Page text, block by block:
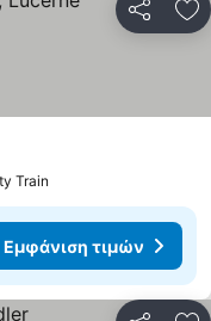
Train
Εμφάνιση τιμών